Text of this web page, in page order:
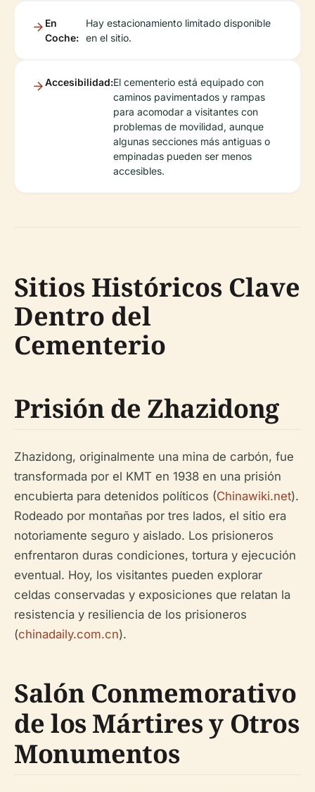
En
Coche:
Hay estacionamiento limitado disponible
en el sitio.
Accesibilidad:El cementerio está equipado con
caminos pavimentados y rampas
para acomodar a visitantes con
problemas de movilidad, aunque
algunas secciones más antiguas o
empinadas pueden ser menos
accesibles.
Sitios Históricos Clave
Dentro del
Cementerio
Prisión de Zhazidong
Zhazidong, originalmente una mina de carbón, fue
transformada por el KMT en 1938 en una prisión
encubierta para detenidos políticos (Chinawiki.net).
Rodeado por montañas por tres lados, el sitio era
notoriamente seguro y aislado. Los prisioneros
enfrentaron duras condiciones, tortura y ejecución
eventual. Hoy, los visitantes pueden explorar
celdas conservadas y exposiciones que relatan la
resistencia y resiliencia de los prisioneros
(chinadaily.com.cn).
Salón Conmemorativo
de los Mártires y Otros
Monumentos